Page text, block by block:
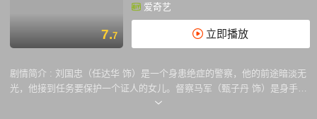
7.7
爱奇艺
立即播放
剧情简介 : 刘国忠（任达华 饰）是一个身患绝症的警察，他的前途暗淡无
光，他接到任务要保护一个证人的女儿。督察马军（甄子丹 饰）是身手了
得的武术家，一心要接替忠的位置。忠派去黑道大哥宝爷（洪金宝 饰）身